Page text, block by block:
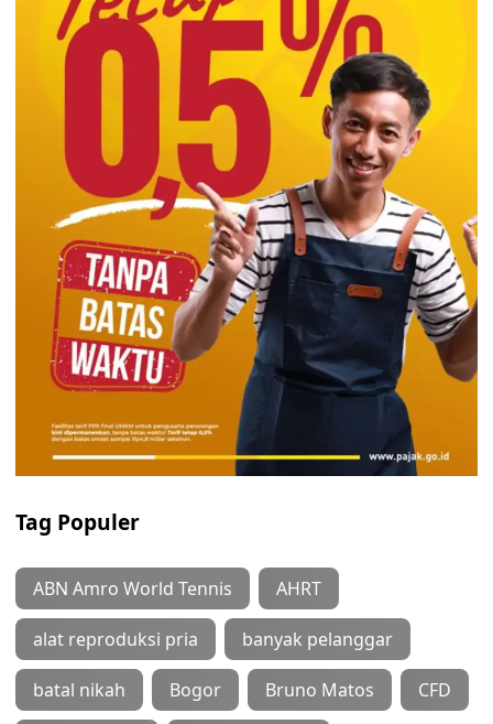
Tag Populer
ABN Amro World Tennis AHRT
alat reproduksi pria banyak pelanggar
batal nikah Bogor Bruno Matos CFD